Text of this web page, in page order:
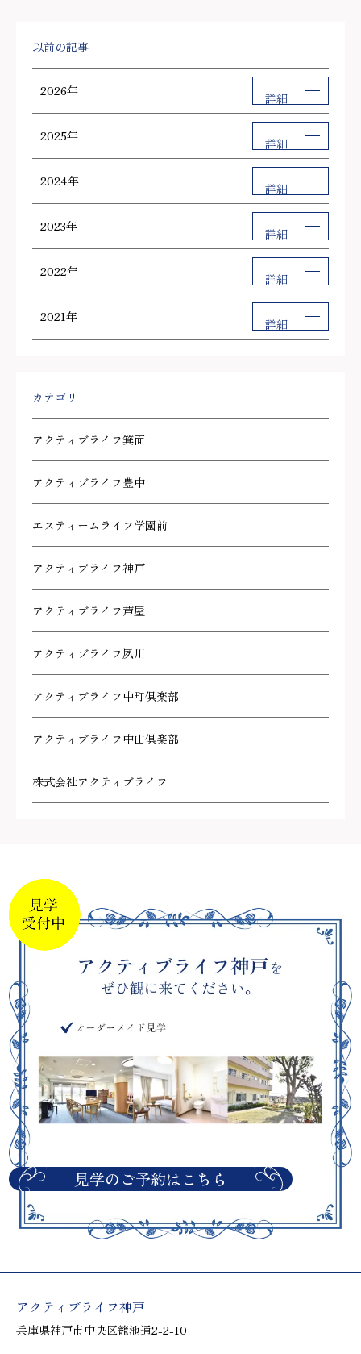
以前の記事
2026年 詳細
2025年 詳細
2024年 詳細
2023年 詳細
2022年 詳細
2021年 詳細
カテゴリ
アクティブライフ箕面
アクティブライフ豊中
エスティームライフ学園前
アクティブライフ神戸
アクティブライフ芦屋
アクティブライフ夙川
アクティブライフ中町倶楽部
アクティブライフ中山倶楽部
株式会社アクティブライフ
見学のご予約はこちら
アクティブライフ神戸
兵庫県神戸市中央区籠池通2-2-10